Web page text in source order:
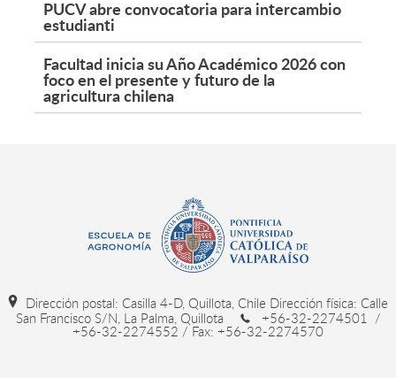
PUCV abre convocatoria para intercambio
estudianti
Facultad inicia su Año Académico 2026 con
foco en el presente y futuro de la
agricultura chilena
Dirección postal: Casilla 4-D, Quillota, Chile Dirección física: Calle
San Francisco S/N, La Palma, Quillota
+56-32-2274501 /
+56-32-2274552 / Fax: +56-32-2274570